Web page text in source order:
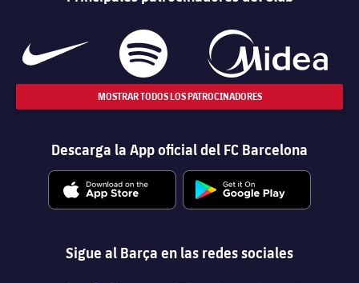
MOSTRAR TODOS LOS PATROCINADORES
Descarga la App oficial del FC Barcelona
Sigue al Barça en las redes sociales